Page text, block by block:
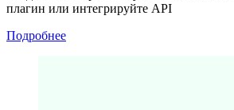
плагин или интегрируйте API
Подробнее